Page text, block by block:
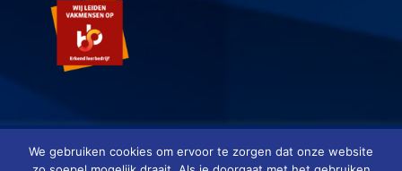
Copyright ©2026| BOLTS| Alle rechten voorbehouden
We gebruiken cookies om ervoor te zorgen dat onze website